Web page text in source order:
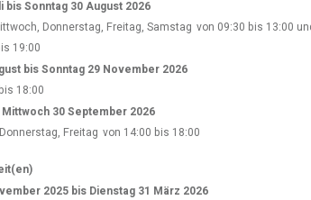
Sonntag 30 August 2026
Donnerstag, Freitag, Samstag von 09:30 bis 13:00
19:00
bis Sonntag 29 November 2026
18:00
30 September 2026
Freitag von 14:00 bis 18:00
2025 bis Dienstag 31 März 2026